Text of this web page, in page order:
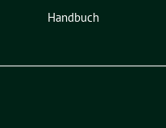
Handbuch